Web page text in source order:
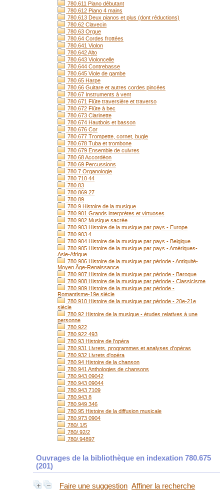
780.611 Piano débutant
780.612 Piano 4 mains
780.613 Deux pianos et plus (dont réductions)
780.62 Clavecin
780.63 Orgue
780.64 Cordes frottées
780.641 Violon
780.642 Alto
780.643 Violoncelle
780.644 Contrebasse
780.645 Viole de gambe
780.65 Harpe
780.66 Guitare et autres cordes pincées
780.67 Instruments à vent
780.671 Flûte traversière et traverso
780.672 Flûte à bec
780.673 Clarinette
780.674 Hautbois et basson
780.676 Cor
780.677 Trompette, cornet, bugle
780.678 Tuba et trombone
780.679 Ensemble de cuivres
780.68 Accordéon
780.69 Percussions
780.7 Organologie
780.710 44
780.83
780.869 27
780.89
780.9 Histoire de la musique
780.901 Grands interprètes et virtuoses
780.902 Musique sacrée
780.903 Histoire de la musique par pays - Europe
780.903 4
780.904 Histoire de la musique par pays - Belgique
780.905 Histoire de la musique par pays - Amériques-
Asie-Afrique
780.906 Histoire de la musique par période - Antiquité-
Moyen Âge-Renaissance
780.907 Histoire de la musique par période - Baroque
780.908 Histoire de la musique par période - Classicisme
780.909 Histoire de la musique par période -
Romantisme-19e siècle
780.910 Histoire de la musique par période - 20e-21e
siècle
780.92 Histoire de la musique - études relatives à une
personne
780.922
780.922 493
780.93 Histoire de l'opéra
780.931 Livrets, programmes et analyses d'opéras
780.932 Livrets d'opéra
780.94 Histoire de la chanson
780.941 Anthologies de chansons
780.943 09042
780.943 09044
780.943 7109
780.943 8
780.949 346
780.95 Histoire de la diffusion musicale
780.973 0904
780/.1/5
780/.92/2
780/.94897
Ouvrages de la bibliothèque en indexation 780.675
(201)
Faire une suggestion Affiner la recherche